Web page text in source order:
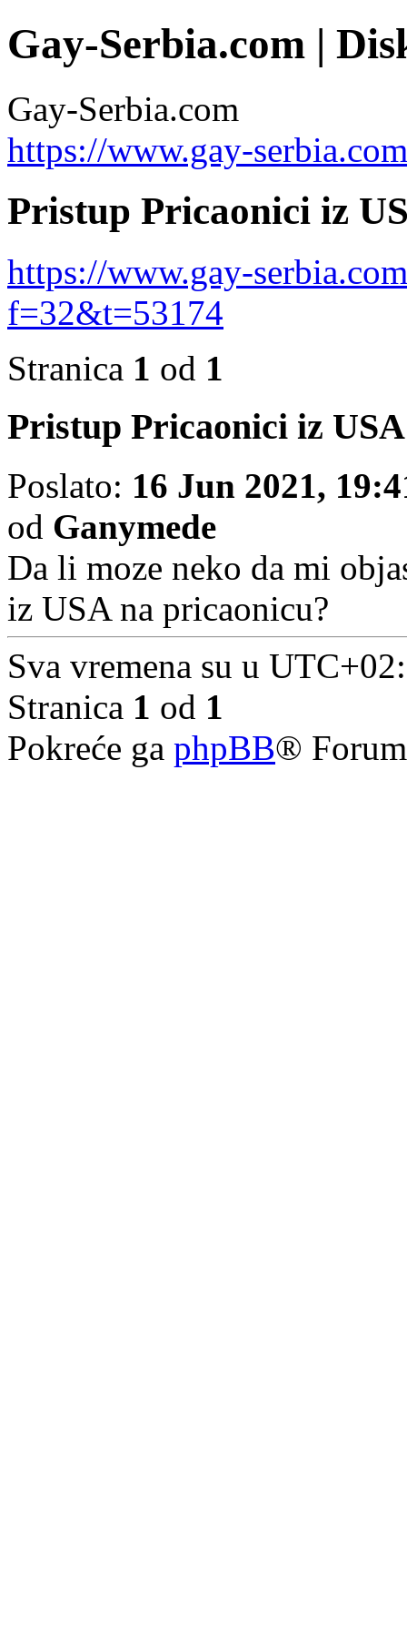
Gay-Serbia.com |
Gay-Serbia.com
https://www.gay-
Pristup Pricaonici iz
https://www.gay-
f=32&t=53174
Stranica 1 od 1
Pristup Pricaonici iz USA
Poslato: 16 Jun 2021,
od Ganymede
Da li moze neko da mi
iz USA na pricaonicu?
Sva vremena su u
Stranica 1 od 1
Pokreće ga phpBB®